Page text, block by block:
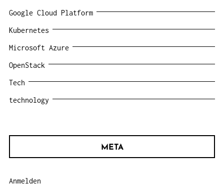
Google Cloud Platform
Kubernetes
Microsoft Azure
OpenStack
Tech
technology
META
Anmelden